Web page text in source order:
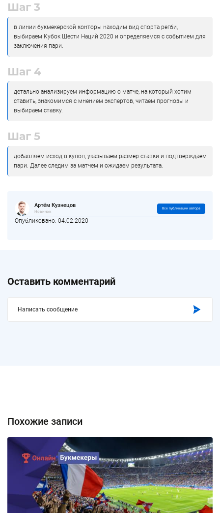
Шаг 3
в линии букмекерской конторы находим вид спорта регби,
выбираем Кубок Шести Наций 2020 и определяемся с событием для
заключения пари.
Шаг 4
детально анализируем информацию о матче, на который хотим
ставить, знакомимся с мнением экспертов, читаем прогнозы и
выбираем ставку.
Шаг 5
добавляем исход в купон, указываем размер ставки и подтверждаем
пари. Далее следим за матчем и ожидаем результата.
Артём Кузнецов
Новичок
Все публикации автора
Опубликовано: 04.02.2020
Оставить комментарий
Написать сообщение
Похожие записи